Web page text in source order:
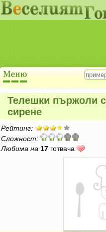
Телешки пържоли
сирене
Рейтинг:
Сложност:
Любима на 17 готвача